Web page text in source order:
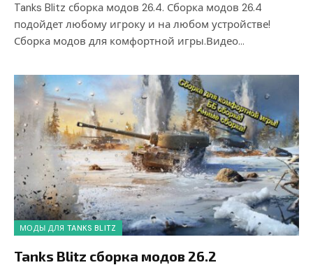
Tanks Blitz сборка модов 26.4. Сборка модов 26.4
подойдет любому игроку и на любом устройстве!
Сборка модов для комфортной игры.Видео…
МОДЫ ДЛЯ TANKS BLITZ
Tanks Blitz сборка модов 26.2